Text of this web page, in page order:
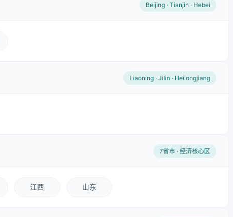
Beijing · Tianjin · Hebei
Liaoning · Jilin · Heilongjiang
7省市 · 经济核心区
江西 山东